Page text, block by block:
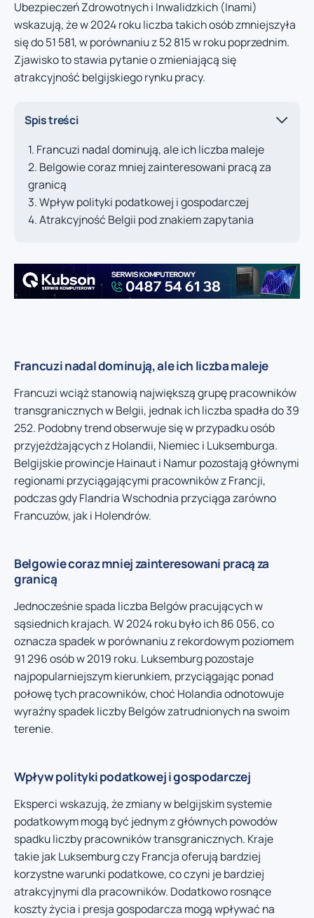
Ubezpieczeń Zdrowotnych i Inwalidzkich (Inami)
wskazują, że w 2024 roku liczba takich osób zmniejszyła
się do 51 581, w porównaniu z 52 815 w roku poprzednim.
Zjawisko to stawia pytanie o zmieniającą się
atrakcyjność belgijskiego rynku pracy.
Spis treści
Francuzi nadal dominują, ale ich liczba maleje
Belgowie coraz mniej zainteresowani pracą za
granicą
Wpływ polityki podatkowej i gospodarczej
Atrakcyjność Belgii pod znakiem zapytania
Francuzi nadal dominują, ale ich liczba maleje
Francuzi wciąż stanowią największą grupę pracowników
transgranicznych w Belgii, jednak ich liczba spadła do 39
252. Podobny trend obserwuje się w przypadku osób
przyjeżdżających z Holandii, Niemiec i Luksemburga.
Belgijskie prowincje Hainaut i Namur pozostają głównymi
regionami przyciągającymi pracowników z Francji,
podczas gdy Flandria Wschodnia przyciąga zarówno
Francuzów, jak i Holendrów.
Belgowie coraz mniej zainteresowani pracą za
granicą
Jednocześnie spada liczba Belgów pracujących w
sąsiednich krajach. W 2024 roku było ich 86 056, co
oznacza spadek w porównaniu z rekordowym poziomem
91 296 osób w 2019 roku. Luksemburg pozostaje
najpopularniejszym kierunkiem, przyciągając ponad
połowę tych pracowników, choć Holandia odnotowuje
wyraźny spadek liczby Belgów zatrudnionych na swoim
terenie.
Wpływ polityki podatkowej i gospodarczej
Eksperci wskazują, że zmiany w belgijskim systemie
podatkowym mogą być jednym z głównych powodów
spadku liczby pracowników transgranicznych. Kraje
takie jak Luksemburg czy Francja oferują bardziej
korzystne warunki podatkowe, co czyni je bardziej
atrakcyjnymi dla pracowników. Dodatkowo rosnące
koszty życia i presja gospodarcza mogą wpływać na